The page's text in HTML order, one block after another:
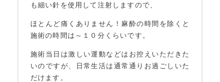
も細い針を使用して注射しますので、
ほとんど痛くありません！麻酔の時間を除くと
施術の時間は～１０分くらいです。
施術当日は激しい運動などはお控えいただきた
いのですが、日常生活は通常通りお過ごしいた
だけます。